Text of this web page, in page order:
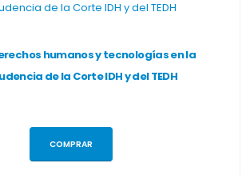
humanos y tecnologías en la
de la Corte IDH y del TEDH
COMPRAR